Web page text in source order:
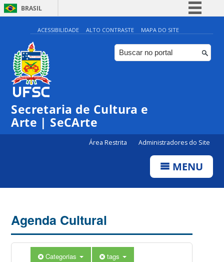
BRASIL
Simplifique!
Comunica BR
Participe
ACESSIBILIDADE ALTO CONTRASTE MAPA DO SITE
Secretaria de Cultura e
Arte | SeCArte
Área Restrita Administradores do Site
MENU
Agenda Cultural
Categorias tags